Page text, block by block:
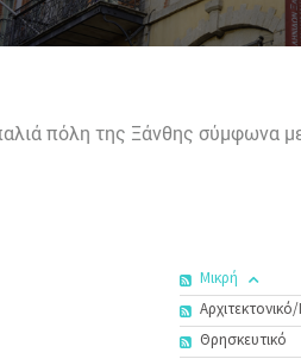
πόλη της Ξάνθης σύμφωνα
Μικρή
Θρησκευτικό